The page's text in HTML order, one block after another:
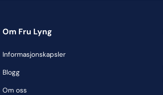
Om Fru Lyng
Informasjonskapsler
Blogg
Om oss